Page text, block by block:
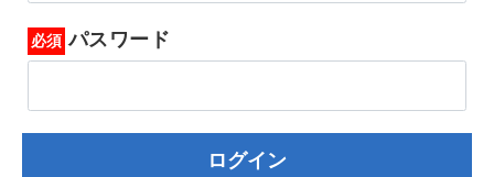
パスワード
ログイン